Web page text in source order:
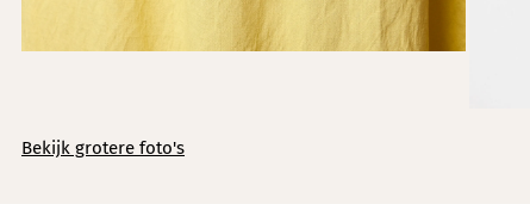
Bekijk grotere foto's